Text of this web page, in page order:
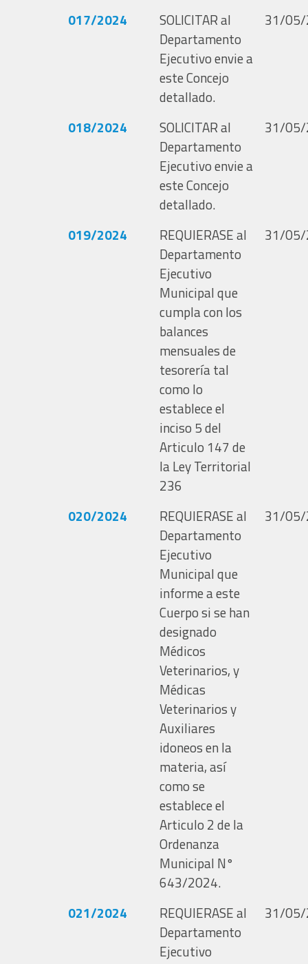
017/2024
SOLICITAR al
Departamento
Ejecutivo envie a
este Concejo
detallado.
31/
018/2024
SOLICITAR al
Departamento
Ejecutivo envie a
este Concejo
detallado.
31/
019/2024
REQUIERASE al
Departamento
Ejecutivo
Municipal que
cumpla con los
balances
mensuales de
tesorería tal
como lo
establece el
inciso 5 del
Articulo 147 de
la Ley Territorial
236
31/
020/2024
REQUIERASE al
Departamento
Ejecutivo
Municipal que
informe a este
Cuerpo si se han
designado
Médicos
Veterinarios, y
Médicas
Veterinarios y
Auxiliares
idoneos en la
materia, así
como se
establece el
Articulo 2 de la
Ordenanza
Municipal N°
643/2024.
31/
021/2024
REQUIERASE al
Departamento
Ejecutivo
31/